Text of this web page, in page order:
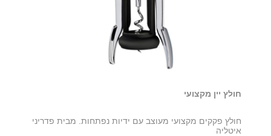
חולץ יין מקצועי
חולץ פקקים מקצועי מעוצב עם ידיות נפתחות. מבית פדריני
איטליה